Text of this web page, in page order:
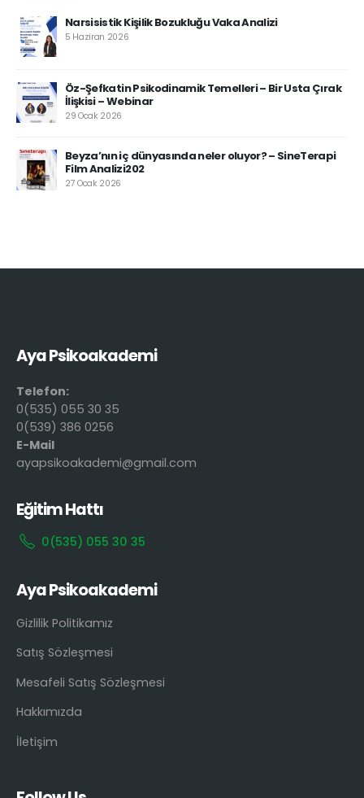
Narsisistik Kişilik Bozukluğu Vaka Analizi
5 Haziran 2026
Öz-Şefkatin Psikodinamik Temelleri – Bir Usta Çırak
İlişkisi – Webinar
29 Ocak 2026
Beyza’nın iç dünyasında neler oluyor? – SineTerapi
Film Analizi202
27 Ocak 2026
Aya Psikoakademi
Telefon:
0(535) 055 30 35
0(539) 386 0256
E-Mail
ayapsikoakademi@gmail.com
Eğitim Hattı
0(535) 055 30 35
Aya Psikoakademi
Gizlilik Politikamız
Satış Sözleşmesi
Mesafeli Satış Sözleşmesi
Hakkımızda
İletişim